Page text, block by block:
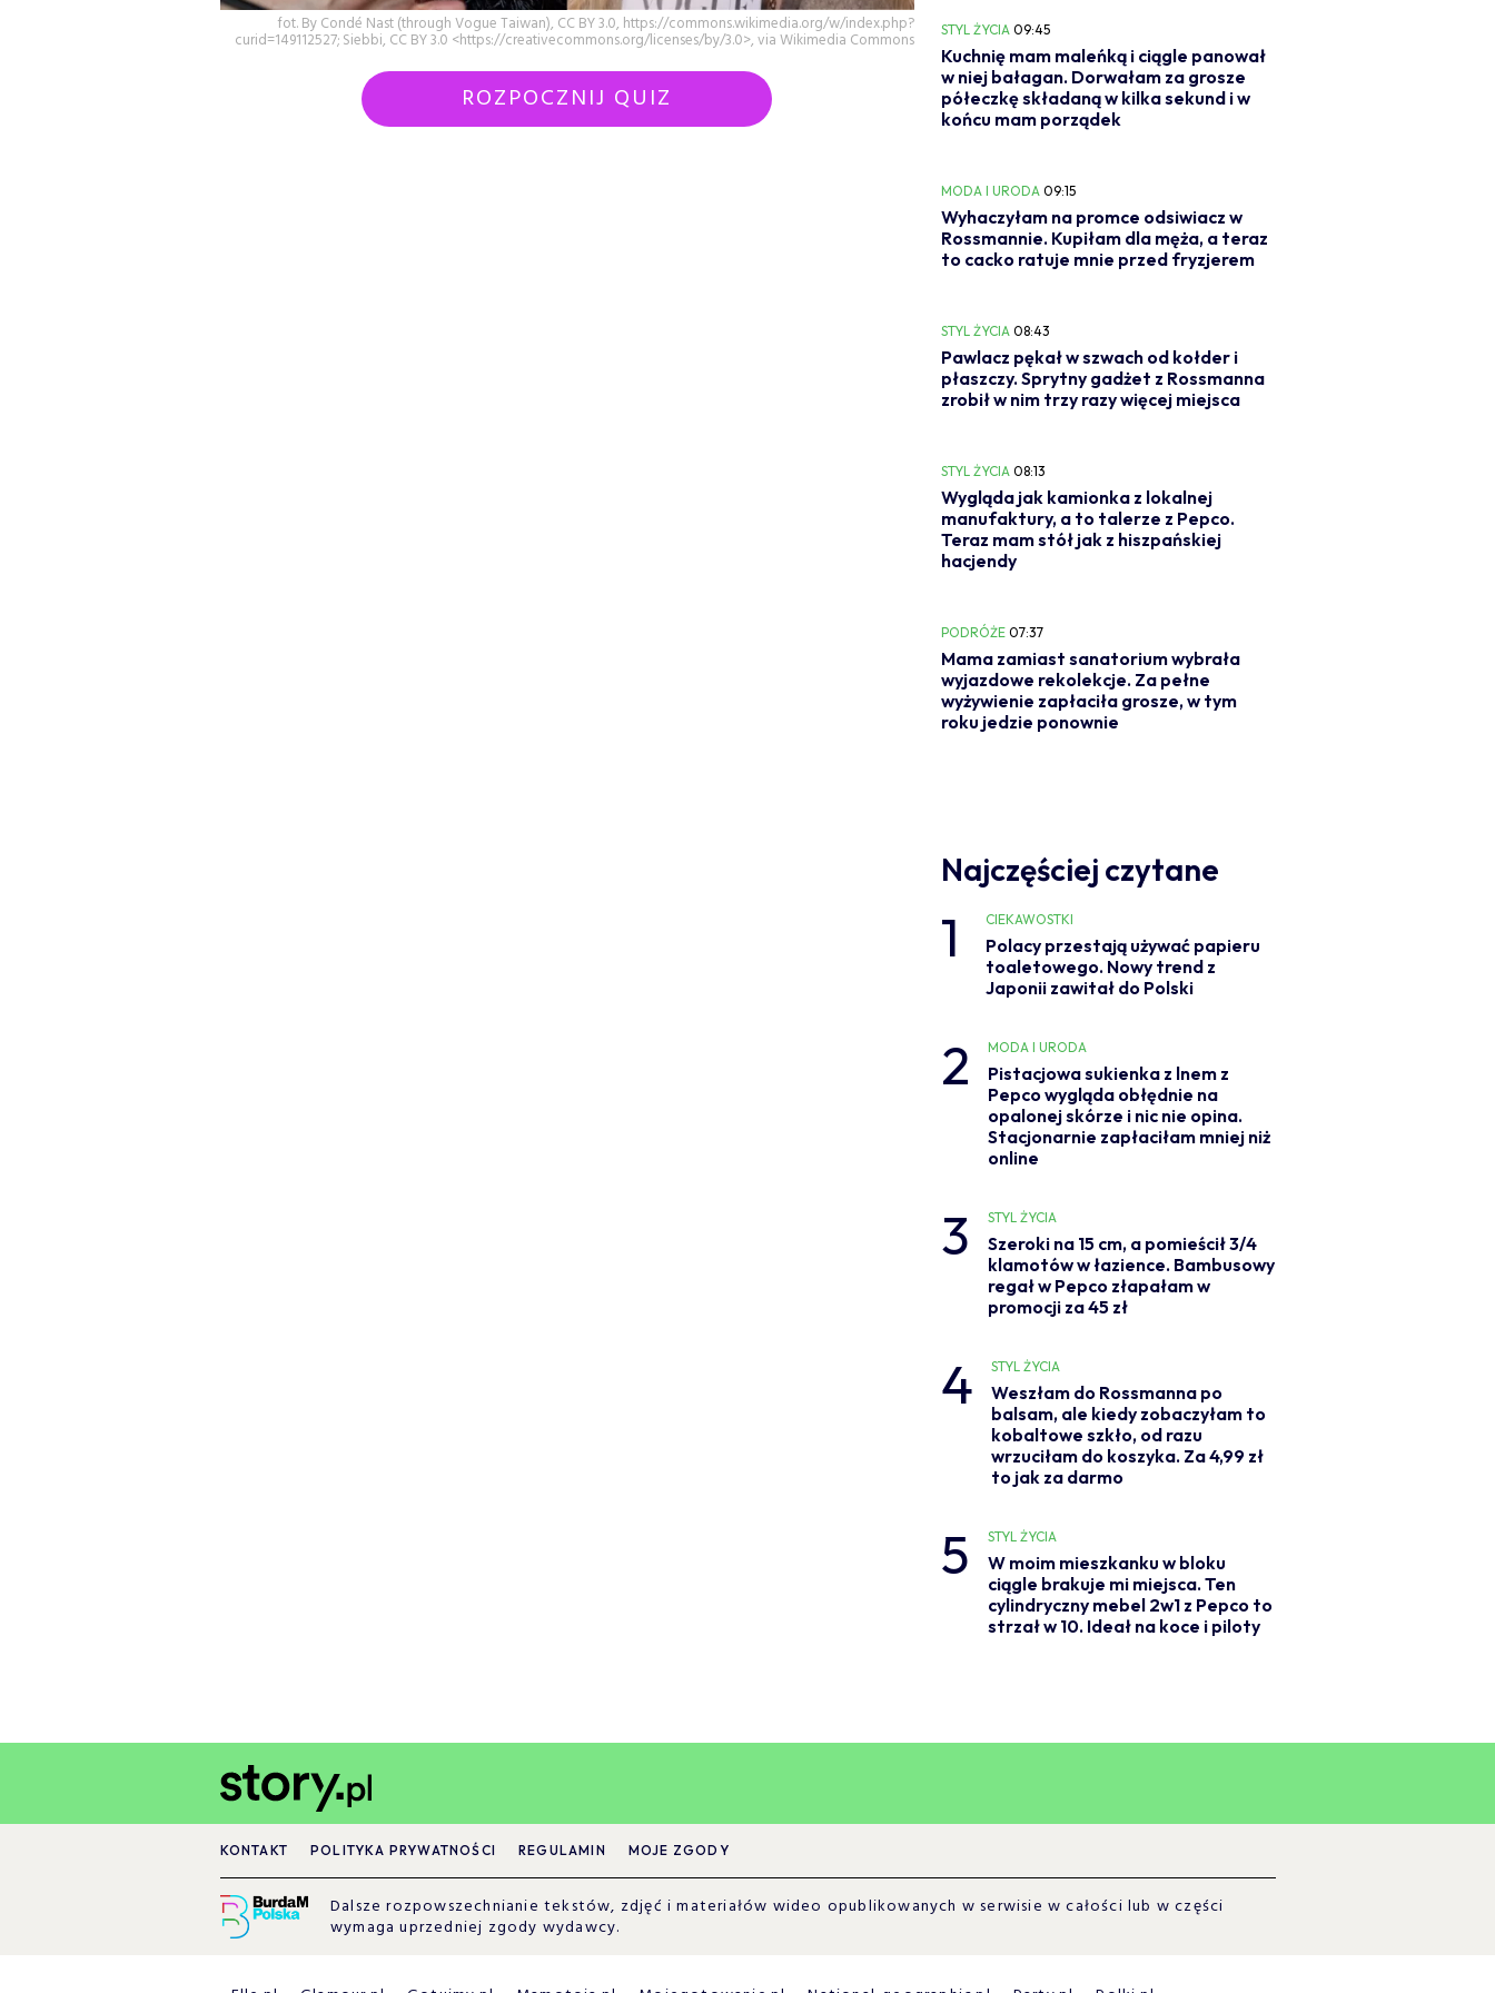
fot. By Condé Nast (through Vogue Taiwan), CC BY 3.0, https://commons.wikimedia.org/w/index.php?
curid=149112527; Siebbi, CC BY 3.0 <https://creativecommons.org/licenses/by/3.0>, via Wikimedia Commons
ROZPOCZNIJ QUIZ
STYL ŻYCIA 09:45
Kuchnię mam maleńką i ciągle panował
w niej bałagan. Dorwałam za grosze
półeczkę składaną w kilka sekund i w
końcu mam porządek
MODA I URODA 09:15
Wyhaczyłam na promce odsiwiacz w
Rossmannie. Kupiłam dla męża, a teraz
to cacko ratuje mnie przed fryzjerem
STYL ŻYCIA 08:43
Pawlacz pękał w szwach od kołder i
płaszczy. Sprytny gadżet z Rossmanna
zrobił w nim trzy razy więcej miejsca
STYL ŻYCIA 08:13
Wygląda jak kamionka z lokalnej
manufaktury, a to talerze z Pepco.
Teraz mam stół jak z hiszpańskiej
hacjendy
PODRÓŻE 07:37
Mama zamiast sanatorium wybrała
wyjazdowe rekolekcje. Za pełne
wyżywienie zapłaciła grosze, w tym
roku jedzie ponownie
Najczęściej czytane
1 CIEKAWOSTKI
Polacy przestają używać papieru
toaletowego. Nowy trend z
Japonii zawitał do Polski
2 MODA I URODA
Pistacjowa sukienka z lnem z
Pepco wygląda obłędnie na
opalonej skórze i nic nie opina.
Stacjonarnie zapłaciłam mniej niż
online
3 STYL ŻYCIA
Szeroki na 15 cm, a pomieścił 3/4
klamotów w łazience. Bambusowy
regał w Pepco złapałam w
promocji za 45 zł
4 STYL ŻYCIA
Weszłam do Rossmanna po
balsam, ale kiedy zobaczyłam to
kobaltowe szkło, od razu
wrzuciłam do koszyka. Za 4,99 zł
to jak za darmo
5 STYL ŻYCIA
W moim mieszkanku w bloku
ciągle brakuje mi miejsca. Ten
cylindryczny mebel 2w1 z Pepco to
strzał w 10. Ideał na koce i piloty
KONTAKT POLITYKA PRYWATNOŚCI REGULAMIN MOJE ZGODY
Dalsze rozpowszechnianie tekstów, zdjęć i materiałów wideo opublikowanych w serwisie w całości lub w części
wymaga uprzedniej zgody wydawcy.